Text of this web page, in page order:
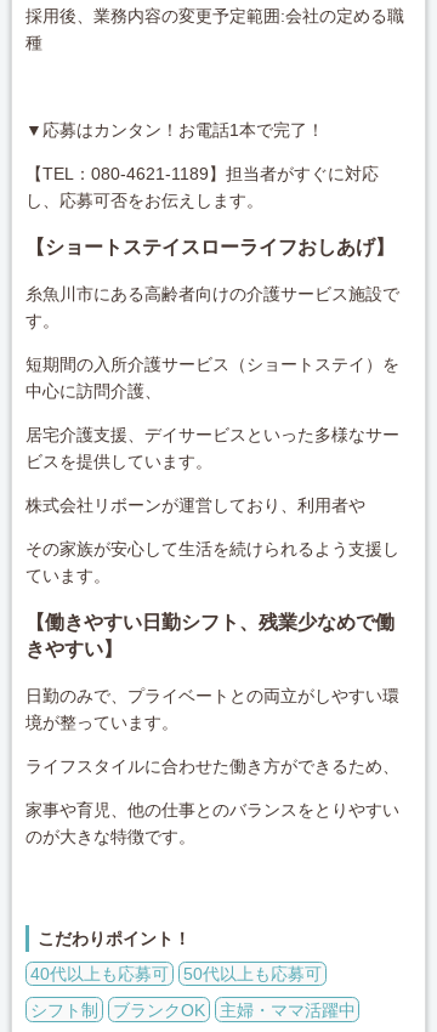
採用後、業務内容の変更予定範囲:会社の定める職
種
▼応募はカンタン！お電話1本で完了！
【TEL：080-4621-1189】担当者がすぐに対応
し、応募可否をお伝えします。
【ショートステイスローライフおしあげ】
糸魚川市にある高齢者向けの介護サービス施設で
す。
短期間の入所介護サービス（ショートステイ）を
中心に訪問介護、
居宅介護支援、デイサービスといった多様なサー
ビスを提供しています。
株式会社リボーンが運営しており、利用者や
その家族が安心して生活を続けられるよう支援し
ています。
【働きやすい日勤シフト、残業少なめで働
きやすい】
日勤のみで、プライベートとの両立がしやすい環
境が整っています。
ライフスタイルに合わせた働き方ができるため、
家事や育児、他の仕事とのバランスをとりやすい
のが大きな特徴です。
こだわりポイント！
40代以上も応募可
50代以上も応募可
シフト制
ブランクOK 主婦・ママ活躍中